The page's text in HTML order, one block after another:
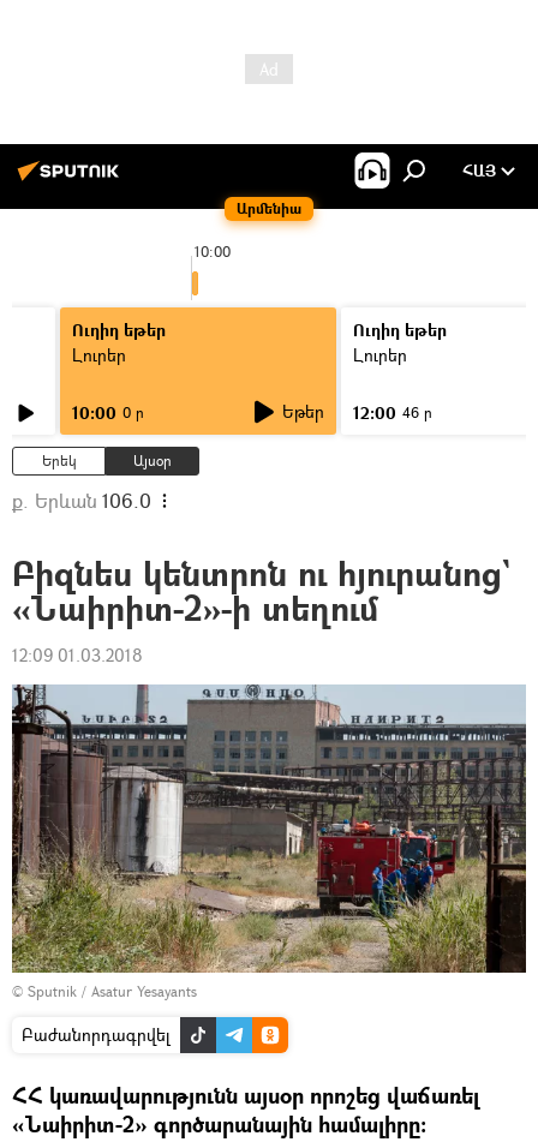
Արմենիա
ՀԱՅ
10:00
Ուղիղ եթեր
Լուրեր
10:00 0 ր Եթեր
Ուղիղ եթեր
Լուրեր
12:00 46 ր
Երեկ Այսօր
ք. Երևան 106.0
Բիզնես կենտրոն ու հյուրանոց`
«Նաիրիտ-2»-ի տեղում
12:09 01.03.2018
© Sputnik / Asatur Yesayants
Բաժանորդագրվել
ՀՀ կառավարությունն այսօր որոշեց վաճառել
«Նաիրիտ-2» գործարանային համալիրը։